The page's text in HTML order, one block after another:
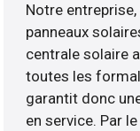
Notre
panneaux
centrale solaire
toutes les
garantit donc
en service. Par